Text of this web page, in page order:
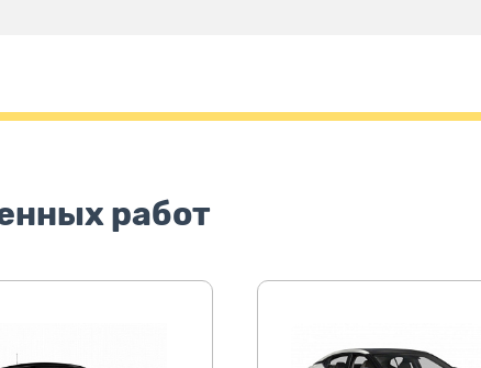
работ